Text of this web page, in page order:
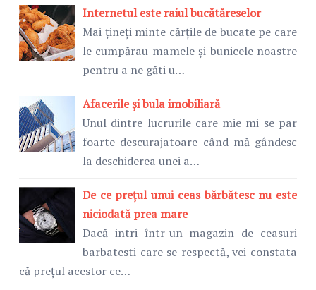
Internetul este raiul bucătăreselor
Mai țineți minte cărțile de bucate pe care
le cumpărau mamele și bunicele noastre
pentru a ne găti u…
Afacerile și bula imobiliară
Unul dintre lucrurile care mie mi se par
foarte descurajatoare când mă gândesc
la deschiderea unei a…
De ce prețul unui ceas bărbătesc nu este
niciodată prea mare
Dacă intri într-un magazin de ceasuri
barbatesti care se respectă, vei constata
că prețul acestor ce…